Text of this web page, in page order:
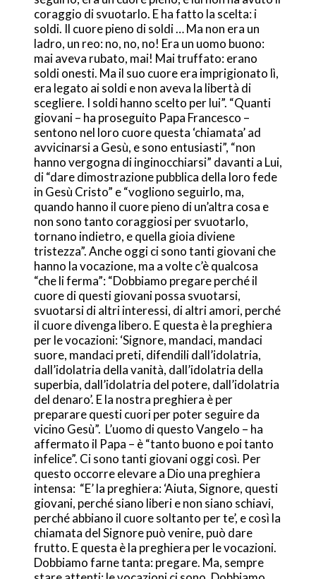
coraggio di svuotarlo. E ha fatto la scelta: i
soldi. Il cuore pieno di soldi … Ma non era un
ladro, un reo: no, no, no! Era un uomo buono:
mai aveva rubato, mai! Mai truffato: erano
soldi onesti. Ma il suo cuore era imprigionato lì,
era legato ai soldi e non aveva la libertà di
scegliere. I soldi hanno scelto per lui”. “Quanti
giovani – ha proseguito Papa Francesco –
sentono nel loro cuore questa ‘chiamata’ ad
avvicinarsi a Gesù, e sono entusiasti”, “non
hanno vergogna di inginocchiarsi” davanti a Lui,
di “dare dimostrazione pubblica della loro fede
in Gesù Cristo” e “vogliono seguirlo, ma,
quando hanno il cuore pieno di un’altra cosa e
non sono tanto coraggiosi per svuotarlo,
tornano indietro, e quella gioia diviene
tristezza”. Anche oggi ci sono tanti giovani che
hanno la vocazione, ma a volte c’è qualcosa
“che li ferma”: “Dobbiamo pregare perché il
cuore di questi giovani possa svuotarsi,
svuotarsi di altri interessi, di altri amori, perché
il cuore divenga libero. E questa è la preghiera
per le vocazioni: ‘Signore, mandaci, mandaci
suore, mandaci preti, difendili dall’idolatria,
dall’idolatria della vanità, dall’idolatria della
superbia, dall’idolatria del potere, dall’idolatria
del denaro’. E la nostra preghiera è per
preparare questi cuori per poter seguire da
vicino Gesù”. L’uomo di questo Vangelo – ha
affermato il Papa – è “tanto buono e poi tanto
infelice”. Ci sono tanti giovani oggi così. Per
questo occorre elevare a Dio una preghiera
intensa: “E’ la preghiera: ‘Aiuta, Signore, questi
giovani, perché siano liberi e non siano schiavi,
perché abbiano il cuore soltanto per te’, e così la
chiamata del Signore può venire, può dare
frutto. E questa è la preghiera per le vocazioni.
Dobbiamo farne tanta: pregare. Ma, sempre